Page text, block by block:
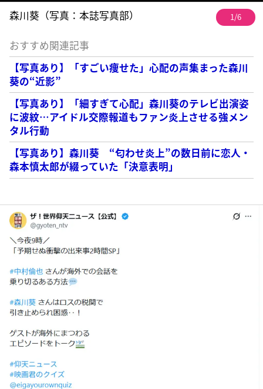
森川葵（写真：本誌写真部） 1/6
おすすめ関連記事
【写真あり】「すごい痩せた」心配の声集まった森川
葵の“近影”
【写真あり】「細すぎて心配」森川葵のテレビ出演姿
に波紋…アイドル交際報道もファン炎上させる強メン
タル行動
【写真あり】森川葵 “匂わせ炎上”の数日前に恋人・
森本慎太郎が綴っていた「決意表明」